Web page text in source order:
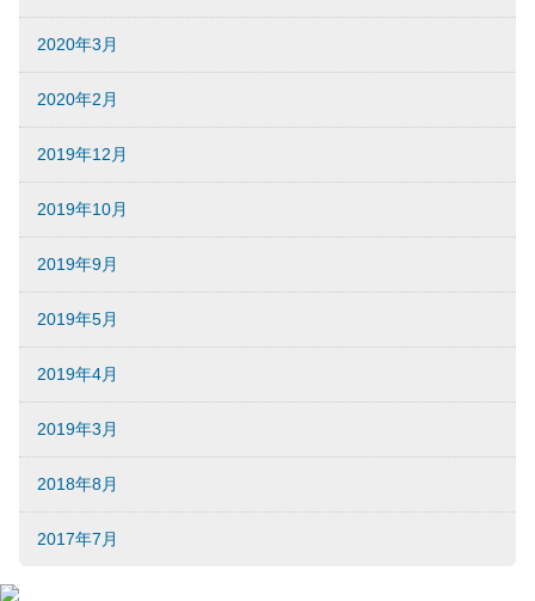
2020年3月
2020年2月
2019年12月
2019年10月
2019年9月
2019年5月
2019年4月
2019年3月
2018年8月
2017年7月